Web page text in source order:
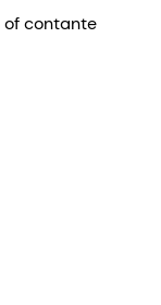
of contante